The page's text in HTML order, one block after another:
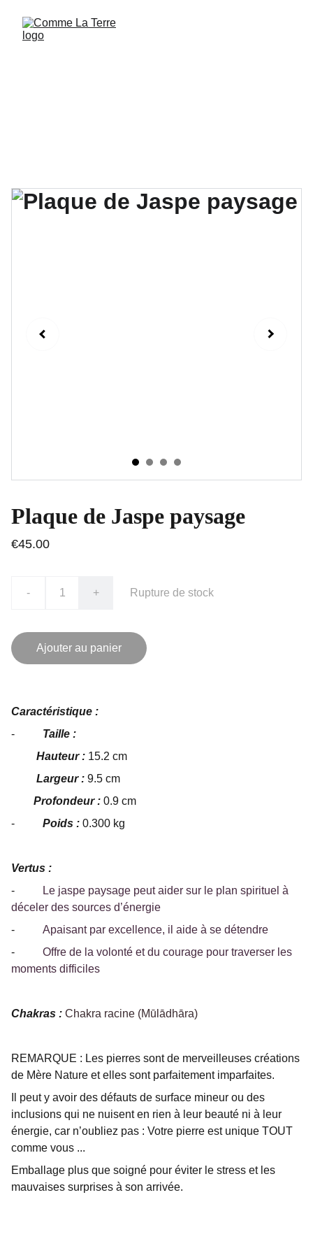
Plaque de Jaspe paysage
€45.00
- + Rupture de stock
Ajouter au panier
Caractéristique :
- Taille :
Hauteur : 15.2 cm
Largeur : 9.5 cm
Profondeur : 0.9 cm
- Poids : 0.300 kg
Vertus :
-
Le jaspe paysage peut aider sur le plan spirituel à
déceler des sources d’énergie
- Apaisant par excellence, il aide à se détendre
-
Offre de la volonté et du courage pour traverser les
moments difficiles
Chakras : Chakra racine (Mūlādhāra)
REMARQUE : Les pierres sont de merveilleuses créations
de Mère Nature et elles sont parfaitement imparfaites.
Il peut y avoir des défauts de surface mineur ou des
inclusions qui ne nuisent en rien à leur beauté ni à leur
énergie, car n’oubliez pas : Votre pierre est unique TOUT
comme vous ...
Emballage plus que soigné pour éviter le stress et les
mauvaises surprises à son arrivée.